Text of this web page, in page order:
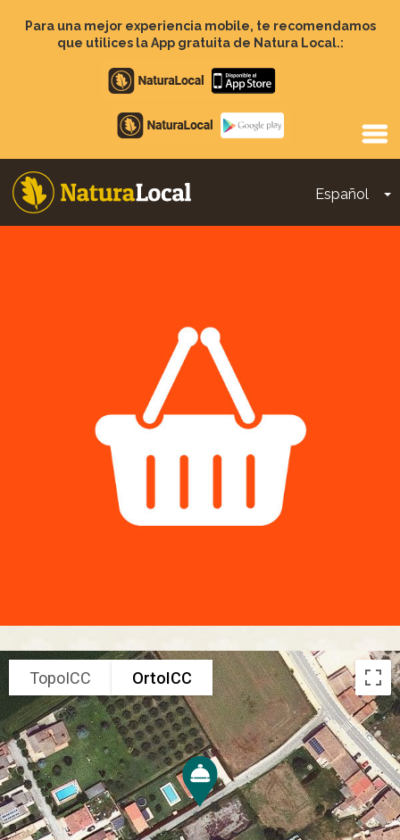
contenido
Para una mejor experiencia mobile, te recomendamos
que utilices la App gratuita de Natura Local.:
Apple
store
Google
Play
Español
Main
TopoICC OrtoICC